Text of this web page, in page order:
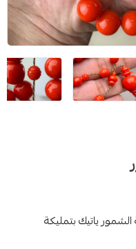
ياتيك بتمليكة